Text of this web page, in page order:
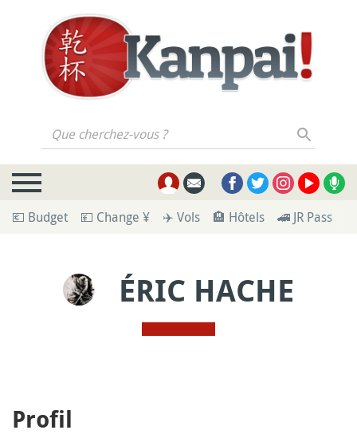
Que cherchez-vous ?
💶 Budget 💴 Change ¥ ✈️ Vols 🏨 Hôtels 🚄 JR Pass
ÉRIC HACHE
Profil